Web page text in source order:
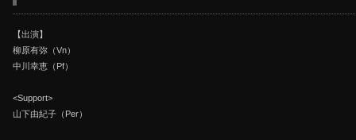
【出演】
柳原有弥（Vn）
中川幸恵（Pf）
<Support>
山下由紀子（Per）